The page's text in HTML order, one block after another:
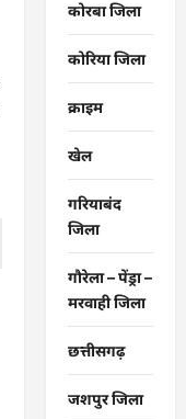
कोरबा जिला
कोरिया जिला
क्राइम
खेल
गरियाबंद
जिला
गौरेला – पेंड्रा –
मरवाही जिला
छत्तीसगढ़
जशपुर जिला